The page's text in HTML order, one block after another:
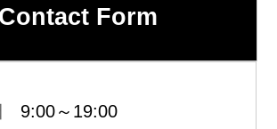
Contact Form
9:00～19:00